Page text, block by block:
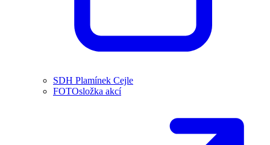
SDH Plamínek Cejle
FOTOsložka akcí